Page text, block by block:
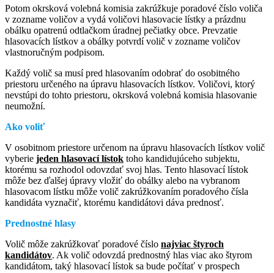
Potom okrsková volebná komisia zakrúžkuje poradové číslo voliča
v zozname voličov a vydá voličovi hlasovacie lístky a prázdnu
obálku opatrenú odtlačkom úradnej pečiatky obce. Prevzatie
hlasovacích lístkov a obálky potvrdí volič v zozname voličov
vlastnoručným podpisom.
Každý volič sa musí pred hlasovaním odobrať do osobitného
priestoru určeného na úpravu hlasovacích lístkov. Voličovi, ktorý
nevstúpi do tohto priestoru, okrsková volebná komisia hlasovanie
neumožní.
Ako voliť
V osobitnom priestore určenom na úpravu hlasovacích lístkov volič
vyberie jeden hlasovací lístok toho kandidujúceho subjektu,
ktorému sa rozhodol odovzdať svoj hlas. Tento hlasovací lístok
môže bez ďalšej úpravy vložiť do obálky alebo na vybranom
hlasovacom lístku môže volič zakrúžkovaním poradového čísla
kandidáta vyznačiť, ktorému kandidátovi dáva prednosť.
Prednostné hlasy
Volič môže zakrúžkovať poradové číslo najviac štyroch
kandidátov. Ak volič odovzdá prednostný hlas viac ako štyrom
kandidátom, taký hlasovací lístok sa bude počítať v prospech